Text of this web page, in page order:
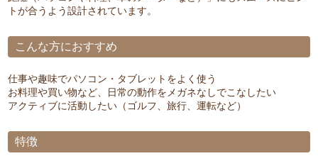
トが合うよう設計されています。
こんな方におすすめ
仕事や趣味でパソコン・タブレットをよく使う
お料理や買い物など、日常の動作をメガネなしでこなしたい
アクティブに活動したい（ゴルフ、旅行、運転など）
特徴